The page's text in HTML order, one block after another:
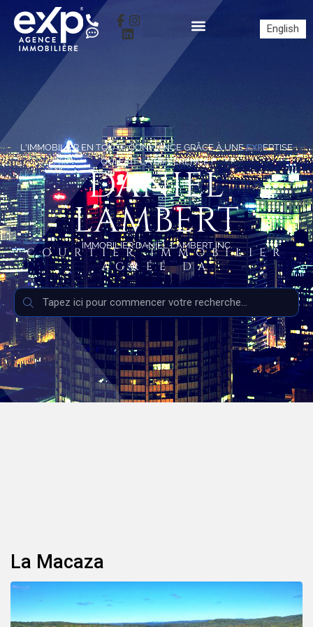
English
L'IMMOBILIER EN TOUTE CONFIANCE GRÂCE À UNEEXPERTISE
QUI FAIT LA DIFFÉRENCE !
DANIEL
LAMBERT
IMMOBILIER DANIEL LAMBERT INC.
COURTIER IMMOBILIER
AGRÉÉ DA
La Macaza